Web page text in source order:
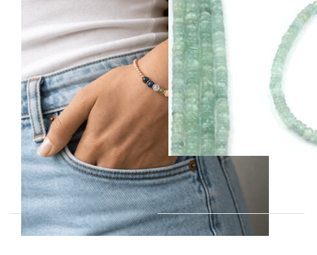
Bracelet. Tolles
Armband in den
sieben Chakra-
Farben. Alles
hochwertige
Edelsteine und
Miyuki Perlen
Amethyst, Lapis,
Aquamarin, Peridot, Gelber
Opal, Pink Turmalin, Granat
Aquamarin
Button 9-12mm
Strang